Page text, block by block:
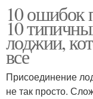
10 ошибок
10
лоджии,
все
Присоединение
не так просто.